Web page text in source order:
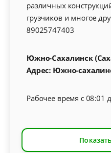
различных
грузчиков и многое
89025747403
Южно-Сахалинск
Адрес: Южно-
Рабочее время с 08:01